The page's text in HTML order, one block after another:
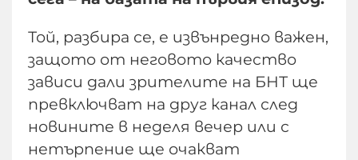
Той, разбира се, е извънредно важен,
защото от неговото качество
зависи дали зрителите на БНТ ще
превключват на друг канал след
новините в неделя вечер или с
нетърпение ще очакват